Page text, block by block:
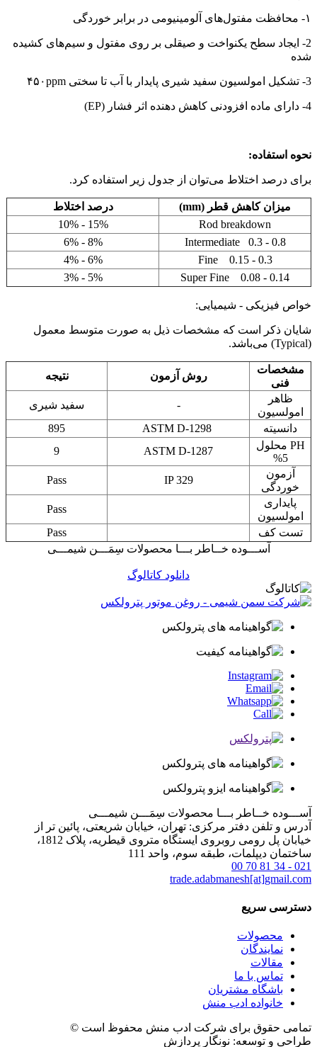
۱- محافظت مفتول‌های آلومینیومی در برابر خوردگی
2- ایجاد سطح یکنواخت و صیقلی بر روی مفتول و سیم‌های کشیده
شده
3- تشکیل امولسیون سفید شیری پایدار با آب تا سختی ۴۵۰ppm
4- دارای ماده افزودنی کاهش دهنده اثر فشار (EP)
نحوه استفاده:
برای درصد اختلاط می‌توان از جدول زیر استفاده کرد.
میزان کاهش قطر (mm)
درصد اختلاط
Rod breakdown
10% - 15%
Intermediate 0.3 - 0.8
6% - 8%
Fine 0.15 - 0.3
4% - 6%
Super Fine 0.08 - 0.14
3% - 5%
خواص فیزیکی - شیمیایی:
شایان ذکر است که مشخصات ذیل به صورت متوسط معمول
(Typical) می‌باشد.
مشخصات
فنی
روش آزمون
نتیجه
ظاهر
امولسیون
-
سفید شیری
دانسیته
895
PH محلول
5%
ASTM D-1287
9
آزمون
خوردگی
IP 329
Pass
پایداری
امولسیون
Pass
تست کف
Pass
آســـوده خــاطر بـــا محصولات سِمَـــن شیمـــی
دانلود کاتالوگ
آســـوده خــاطر بـــا محصولات سِمَـــن شیمـــی
آدرس و تلفن دفتر مرکزی: تهران، خیابان شریعتی، پائین تر از
خیابان پل رومی روبروی ایستگاه متروی قیطریه، پلاک 1812،
ساختمان دیپلمات، طبقه سوم، واحد 111
021 - 34 81 70 00
trade.adabmanesh[at]gmail.com
دسترسی سریع
محصولات
نمایندگان
مقالات
تماس با ما
باشگاه مشتریان
خانواده ادب منش
تمامی حقوق برای شرکت ادب منش محفوظ است ©
طراحی و توسعه: نونگار پردازش